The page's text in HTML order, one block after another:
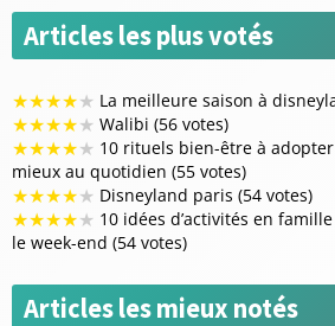
Articles les plus votés
★★★★★ La meilleure saison à
★★★★★ Walibi (56 votes)
★★★★★ 10 rituels bien-être à
mieux au quotidien (55 votes)
★★★★★ Disneyland paris (54 votes)
★★★★★ 10 idées d’activités en
le week-end (54 votes)
Articles les mieux notés